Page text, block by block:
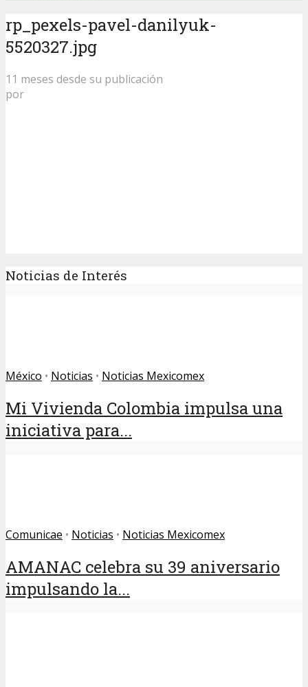
rp_pexels-pavel-danilyuk-
5520327.jpg
11 meses desde su publicación
por
Noticias de Interés
México • Noticias • Noticias Mexicomex
Mi Vivienda Colombia impulsa una
iniciativa para...
Comunicae • Noticias • Noticias Mexicomex
AMANAC celebra su 39 aniversario
impulsando la...